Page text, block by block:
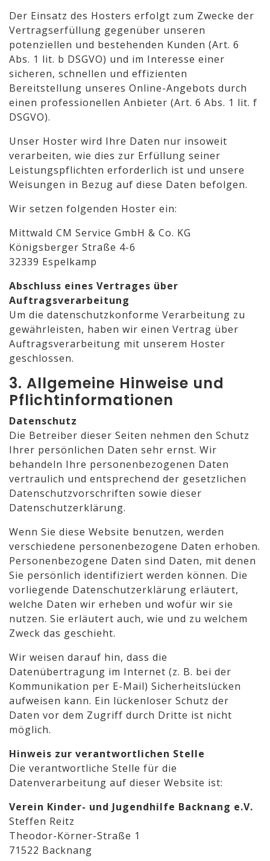
Der Einsatz des Hosters erfolgt zum Zwecke der
Vertragserfüllung gegenüber unseren
potenziellen und bestehenden Kunden (Art. 6
Abs. 1 lit. b DSGVO) und im Interesse einer
sicheren, schnellen und effizienten
Bereitstellung unseres Online-Angebots durch
einen professionellen Anbieter (Art. 6 Abs. 1 lit. f
DSGVO).
Unser Hoster wird Ihre Daten nur insoweit
verarbeiten, wie dies zur Erfüllung seiner
Leistungspflichten erforderlich ist und unsere
Weisungen in Bezug auf diese Daten befolgen.
Wir setzen folgenden Hoster ein:
Mittwald CM Service GmbH & Co. KG
Königsberger Straße 4-6
32339 Espelkamp
Abschluss eines Vertrages über
Auftragsverarbeitung
Um die datenschutzkonforme Verarbeitung zu
gewährleisten, haben wir einen Vertrag über
Auftragsverarbeitung mit unserem Hoster
geschlossen.
3. Allgemeine Hinweise und
Pflicht­informationen
Datenschutz
Die Betreiber dieser Seiten nehmen den Schutz
Ihrer persönlichen Daten sehr ernst. Wir
behandeln Ihre personenbezogenen Daten
vertraulich und entsprechend der gesetzlichen
Datenschutzvorschriften sowie dieser
Datenschutzerklärung.
Wenn Sie diese Website benutzen, werden
verschiedene personenbezogene Daten erhoben.
Personenbezogene Daten sind Daten, mit denen
Sie persönlich identifiziert werden können. Die
vorliegende Datenschutzerklärung erläutert,
welche Daten wir erheben und wofür wir sie
nutzen. Sie erläutert auch, wie und zu welchem
Zweck das geschieht.
Wir weisen darauf hin, dass die
Datenübertragung im Internet (z. B. bei der
Kommunikation per E-Mail) Sicherheitslücken
aufweisen kann. Ein lückenloser Schutz der
Daten vor dem Zugriff durch Dritte ist nicht
möglich.
Hinweis zur verantwortlichen Stelle
Die verantwortliche Stelle für die
Datenverarbeitung auf dieser Website ist:
Verein Kinder- und Jugendhilfe Backnang e.V.
Steffen Reitz
Theodor-Körner-Straße 1
71522 Backnang